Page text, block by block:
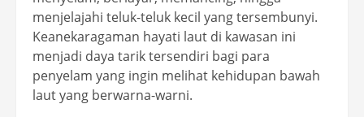
menjelajahi teluk-teluk kecil yang tersembunyi.
Keanekaragaman hayati laut di kawasan ini
menjadi daya tarik tersendiri bagi para
penyelam yang ingin melihat kehidupan bawah
laut yang berwarna-warni.